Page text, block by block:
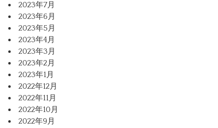
2023年7月
2023年6月
2023年5月
2023年4月
2023年3月
2023年2月
2023年1月
2022年12月
2022年11月
2022年10月
2022年9月